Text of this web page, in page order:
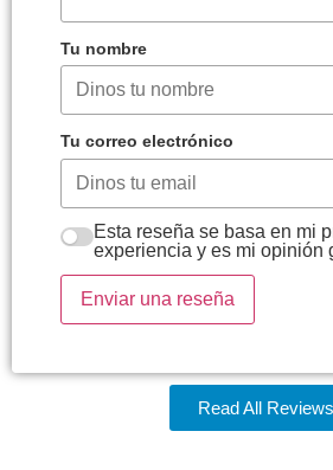
Tu nombre
Tu correo electrónico
Esta reseña se basa en mi
experiencia y es mi opinión
Enviar una reseña
Read All Reviews